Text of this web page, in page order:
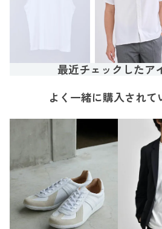
最近チェックしたア
よく一緒に購入されて